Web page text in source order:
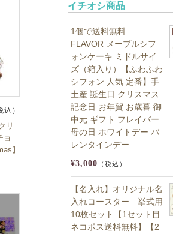
込）
リ
ョ
】
イチオシ商品
1個で送料無料
FLAVOR メープルシフ
ォンケーキ ミドルサイ
ズ（箱入り）【ふわふわ
シフォン 人気 定番】手
土産 誕生日 クリスマス
記念日 お年賀 お歳暮 御
中元 ギフト フレイバー
母の日 ホワイトデー バ
レンタインデー
¥3,000 （税込）
【名入れ】オリジナル名
入れコースター 挙式用
10枚セット【1セット目
ネコポス送料無料】【2